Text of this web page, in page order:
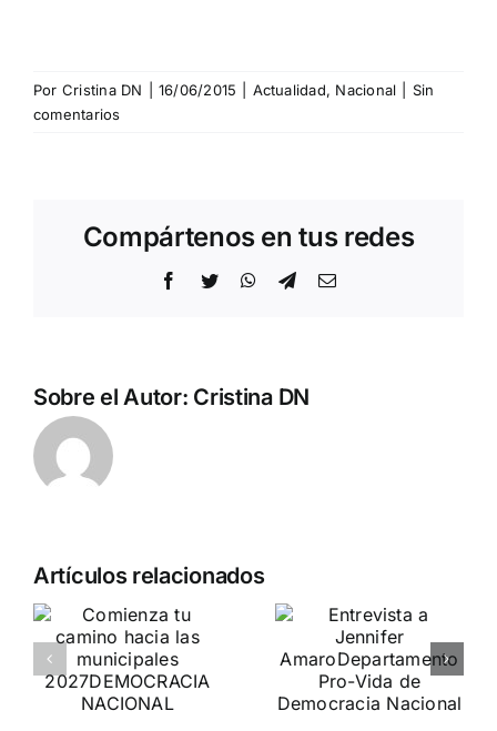
Por Cristina DN 16/06/2015 Actualidad, Nacional
Sin
comentarios
Compártenos en tus redes
Facebook
Twitter WhatsApp
TelegramCorreo
Sobre el Autor: Cristina DN
Artículos relacionados
Entrevista a
Jennifer
Amaro
Crónica
«Marcha SÍ
A LA VIDA»
DN ESTUVO PRESENTE